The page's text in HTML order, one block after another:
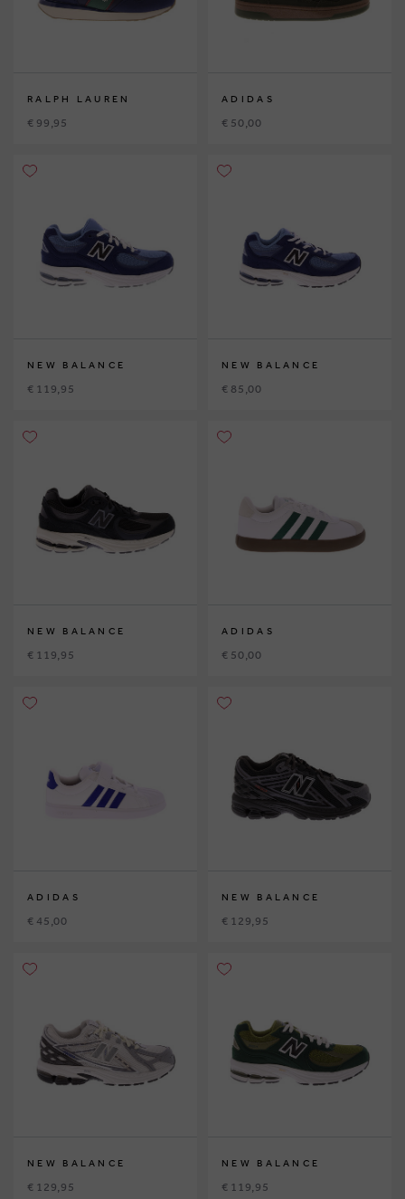
RALPH LAUREN
€ 99,95
ADIDAS
€ 50,00
NEW BALANCE
€ 119,95
NEW BALANCE
€ 85,00
NEW BALANCE
€ 119,95
ADIDAS
€ 50,00
ADIDAS
€ 45,00
NEW BALANCE
€ 129,95
NEW BALANCE
€ 129,95
NEW BALANCE
€ 119,95